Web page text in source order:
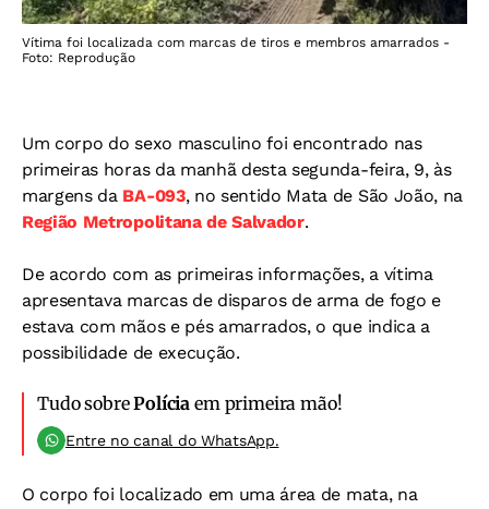
Vítima foi localizada com marcas de tiros e membros amarrados -
Foto: Reprodução
Um corpo do sexo masculino foi encontrado nas
primeiras horas da manhã desta segunda-feira, 9, às
margens daBA-093, no sentido Mata de São João, na
Região Metropolitana de Salvador.
De acordo com as primeiras informações, a vítima
apresentava marcas de disparos de arma de fogo e
estava com mãos e pés amarrados, o que indica a
possibilidade de execução.
Tudo sobrePolícia em primeira mão!
Entre no canal do WhatsApp.
O corpo foi localizado em uma área de mata, na